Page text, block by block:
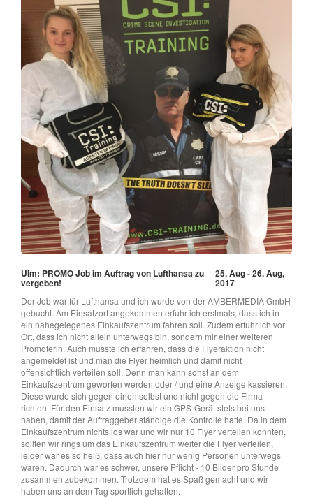
Ulm: PROMO Job im Auftrag von Lufthansa zu
vergeben!
25. Aug - 26. Aug,
2017
Der Job war für Lufthansa und ich wurde von der AMBERMEDIA GmbH
gebucht. Am Einsatzort angekommen erfuhr ich erstmals, dass ich in
ein nahegelegenes Einkaufszentrum fahren soll. Zudem erfuhr ich vor
Ort, dass ich nicht allein unterwegs bin, sondern mir einer weiteren
Promoterin. Auch musste ich erfahren, dass die Flyeraktion nicht
angemeldet ist und man die Flyer heimlich und damit nicht
offensichtlich verteilen soll. Denn man kann sonst an dem
Einkaufszentrum geworfen werden oder / und eine Anzeige kassieren.
Diese wurde sich gegen einen selbst und nicht gegen die Firma
richten. Für den Einsatz mussten wir ein GPS-Gerät stets bei uns
haben, damit der Auftraggeber ständige die Kontrolle hatte. Da in dem
Einkaufszentrum nichts los war und wir nur 10 Flyer verteilen konnten,
sollten wir rings um das Einkaufszentrum weiter die Flyer verteilen,
leider war es so heiß, dass auch hier nur wenig Personen unterwegs
waren. Dadurch war es schwer, unsere Pflicht - 10 Bilder pro Stunde
zusammen zubekommen. Trotzdem hat es Spaß gemacht und wir
haben uns an dem Tag sportlich gehalten.